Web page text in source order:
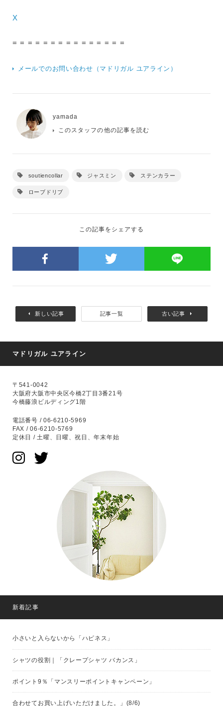
X
= = = = = = = = = = = = = = =
メールでのお問い合わせ（マドリガル ユアライン）
yamada
このスタッフの他の記事を読む
soutiencollar ジャスミン ステンカラー
ローブドリブ
この記事をシェアする
新しい記事 記事一覧 古い記事
マドリガル ユアライン
〒541-0042
大阪府大阪市中央区今橋2丁目3番21号
今橋藤浪ビルディング1階
電話番号 / 06-6210-5969
FAX / 06-6210-5769
定休日 / 土曜、日曜、祝日、年末年始
新着記事
小さいと入らないから「ハピネス」
シャツの役割｜「クレープシャツ バカンス」
ポイント9％「マンスリーポイントキャンペーン」
合わせてお買い上げいただけました。」(8/6)